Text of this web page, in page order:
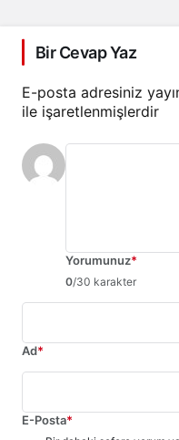
Bir Cevap Yaz
E-posta adresiniz
ile işaretlenmişlerdir
Yorumunuz*
0/30 karakter
Ad*
E-Posta*